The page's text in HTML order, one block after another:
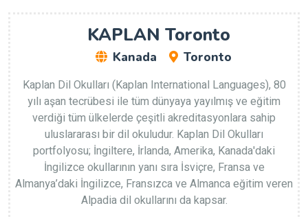
KAPLAN Toronto
Kanada
Toronto
Kaplan Dil Okulları (Kaplan International Languages), 80
yılı aşan tecrübesi ile tüm dünyaya yayılmış ve eğitim
verdiği tüm ülkelerde çeşitli akreditasyonlara sahip
uluslararası bir dil okuludur. Kaplan Dil Okulları
portfolyosu; İngiltere, İrlanda, Amerika, Kanada'daki
İngilizce okullarının yanı sıra İsviçre, Fransa ve
Almanya’daki İngilizce, Fransızca ve Almanca eğitim veren
Alpadia dil okullarını da kapsar.